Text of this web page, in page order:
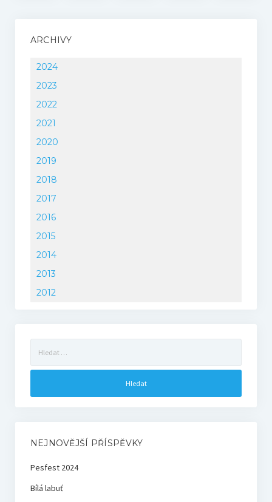
ARCHIVY
2024
2023
2022
2021
2020
2019
2018
2017
2016
2015
2014
2013
2012
NEJNOVĚJŠÍ PŘÍSPĚVKY
Pesfest 2024
Bílá labuť